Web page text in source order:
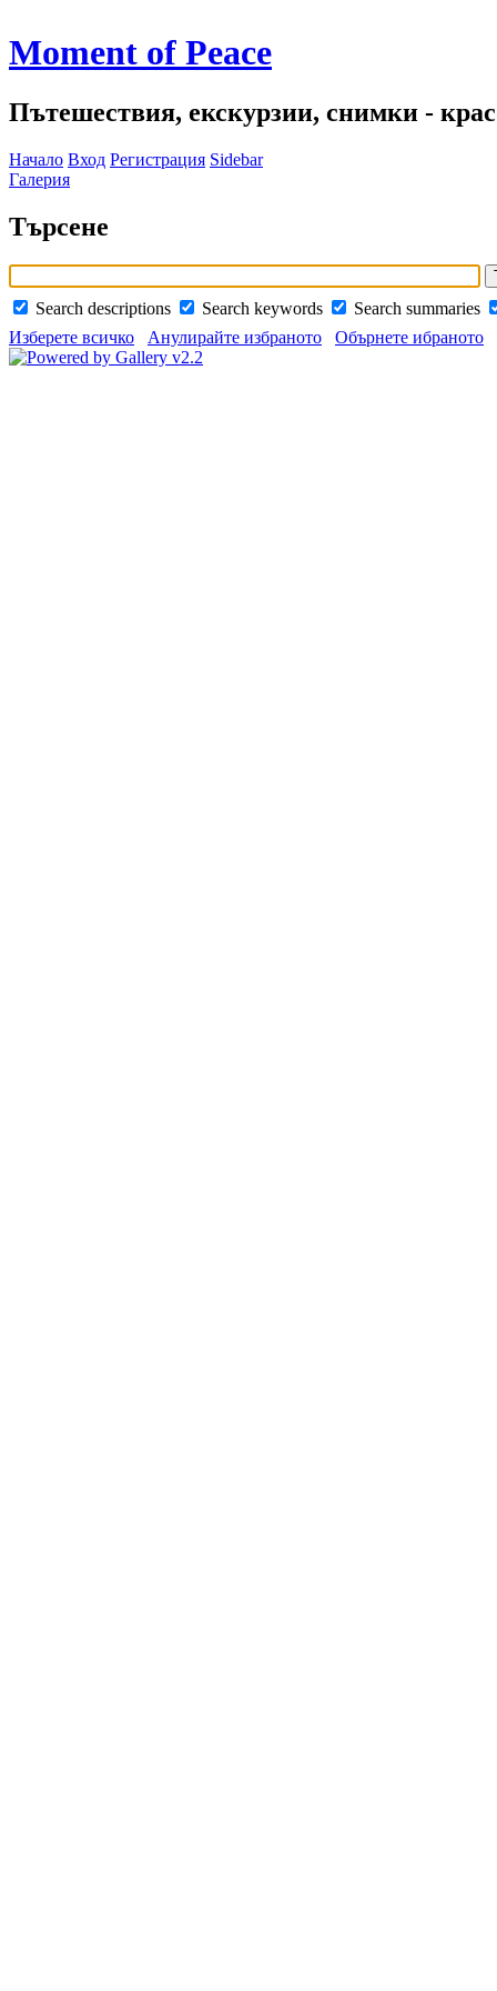
Moment of Peace
Пътешествия, екскурзии, снимки -
Начало Вход Регистрация Sidebar
Галерия
Търсене
Search descriptions Search keywords
Search summaries
Изберете всичко
Анулирайте избраното Обърнете ибраното